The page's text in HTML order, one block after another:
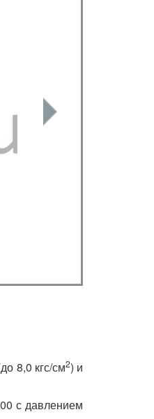
8,0 кгс/см2) и
с давлением